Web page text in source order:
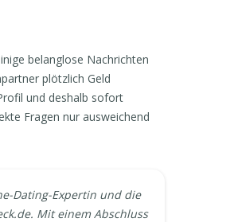
belanglose Nachrichten
plötzlich Geld
und deshalb sofort
Fragen nur ausweichend
Dating-Expertin und die
Mit einem Abschluss